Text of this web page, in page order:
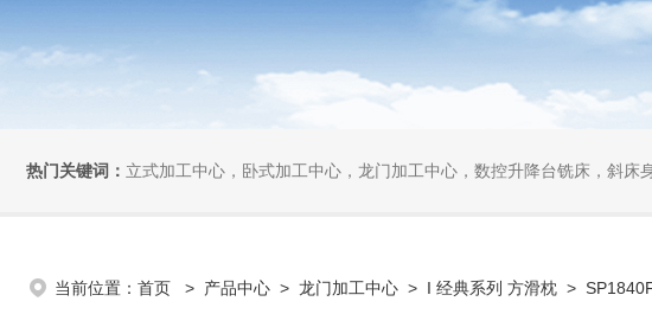
热门关键词： 立式加工中心，卧式加工中心，龙门加工中心，数控升降台铣床，斜床
当前位置： 首页 > 产品中心 > 龙门加工中心 > I 经典系列 方滑枕 >